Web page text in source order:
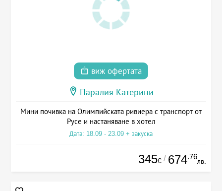
виж офертата
Паралия Катерини
Мини почивка на Олимпийската ривиера с транспорт от
Русе и настаняване в хотел
Дата: 18.09 - 23.09 + закуска
345€ / 674.76
лв.